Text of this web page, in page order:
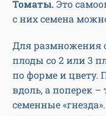
Томаты.Это
с них семена
Для размножения
плоды со 2 или 3
по форме и цвету.
вдоль, а поперек
семенные